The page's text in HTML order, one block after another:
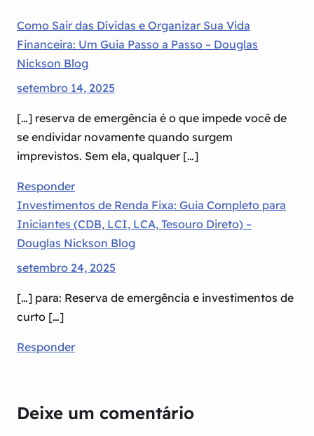
Como Sair das Dívidas e Organizar Sua Vida
Financeira: Um Guia Passo a Passo – Douglas
Nickson Blog
setembro 14, 2025
[…] reserva de emergência é o que impede você de
se endividar novamente quando surgem
imprevistos. Sem ela, qualquer […]
Responder
Investimentos de Renda Fixa: Guia Completo para
Iniciantes (CDB, LCI, LCA, Tesouro Direto) –
Douglas Nickson Blog
setembro 24, 2025
[…] para: Reserva de emergência e investimentos de
curto […]
Responder
Deixe um comentário